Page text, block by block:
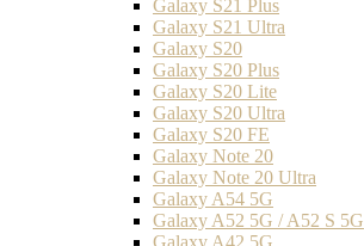
Galaxy S21 Plus
Galaxy S21 Ultra
Galaxy S20
Galaxy S20 Plus
Galaxy S20 Lite
Galaxy S20 Ultra
Galaxy S20 FE
Galaxy Note 20
Galaxy Note 20 Ultra
Galaxy A54 5G
Galaxy A52 5G / A52 S 5G
Galaxy A42 5G